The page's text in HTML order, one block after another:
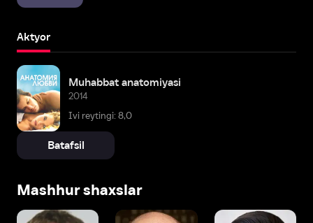
Aktyor
Muhabbat anatomiyasi
2014
Ivi reytingi: 8,0
Batafsil
Mashhur shaxslar